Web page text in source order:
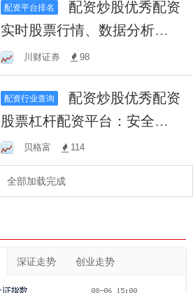
配资平台排名
实时股票行情、数据分析，
尽在[股票网站名称]
川财证券 98
配资行业查询
股票杠杆配资平台：安全高
效，放大收益！
贝格富 114
全部加载完成
深证走势 创业走势